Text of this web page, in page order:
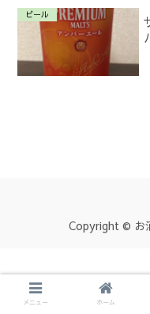
ビール
Copyright © お
メニュー ホーム